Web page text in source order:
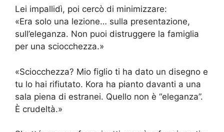
Lei impallidì, poi cercò di minimizzare:
«Era solo una lezione… sulla presentazione,
sull’eleganza. Non puoi distruggere la famiglia
per una sciocchezza.»
«Sciocchezza? Mio figlio ti ha dato un disegno e
tu lo hai rifiutato. Kora ha pianto davanti a una
sala piena di estranei. Quello non è “eleganza”.
È crudeltà.»